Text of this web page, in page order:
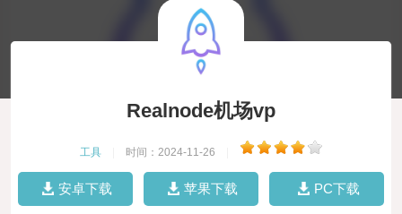
Realnode机场vp
工具 时间：2024-11-26
安卓下载 苹果下载 PC下载